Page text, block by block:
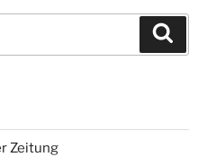
Zeitung